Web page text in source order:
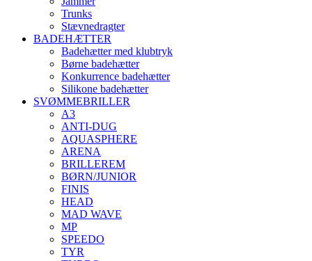
Trunks
Stævnedragter
BADEHÆTTER
Badehætter med klubtryk
Børne badehætter
Konkurrence badehætter
Silikone badehætter
SVØMMEBRILLER
A3
ANTI-DUG
AQUASPHERE
ARENA
BRILLEREM
BØRN/JUNIOR
FINIS
HEAD
MAD WAVE
MP
SPEEDO
TYR